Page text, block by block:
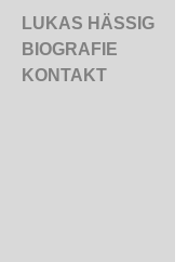
LUKAS HÄSSIG
BIOGRAFIE
KONTAKT